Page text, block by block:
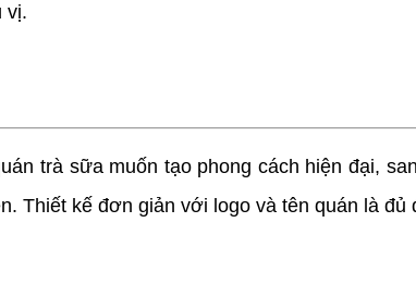
vị.
trà sữa muốn tạo phong cách hiện đại,
Thiết kế đơn giản với logo và tên quán là